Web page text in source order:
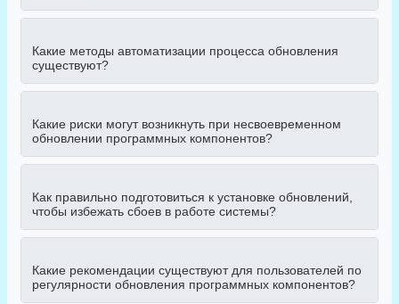
Какие методы автоматизации процесса обновления
существуют?
Какие риски могут возникнуть при несвоевременном
обновлении программных компонентов?
Как правильно подготовиться к установке обновлений,
чтобы избежать сбоев в работе системы?
Какие рекомендации существуют для пользователей по
регулярности обновления программных компонентов?